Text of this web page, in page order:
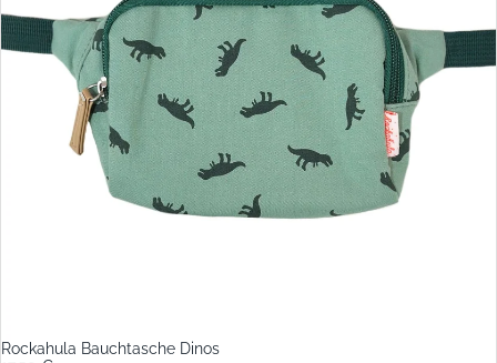
Rockahula Bauchtasche Dinos